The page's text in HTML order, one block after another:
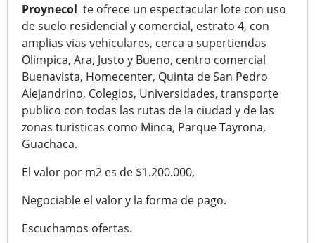
Proynecol te ofrece un espectacular lote con uso
de suelo residencial y comercial, estrato 4, con
amplias vias vehiculares, cerca a supertiendas
Olimpica, Ara, Justo y Bueno, centro comercial
Buenavista, Homecenter, Quinta de San Pedro
Alejandrino, Colegios, Universidades, transporte
publico con todas las rutas de la ciudad y de las
zonas turisticas como Minca, Parque Tayrona,
Guachaca.
El valor por m2 es de $1.200.000,
Negociable el valor y la forma de pago.
Escuchamos ofertas.